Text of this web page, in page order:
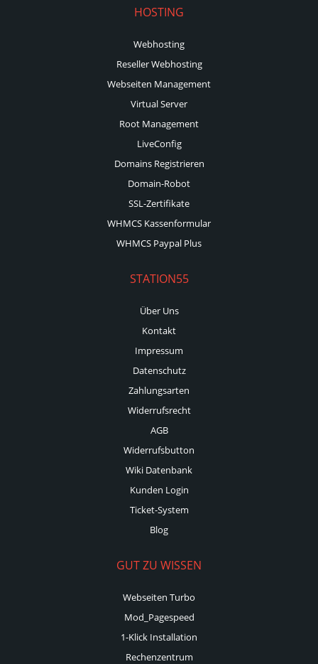
HOSTING
Webhosting
Reseller Webhosting
Webseiten Management
Virtual Server
Root Management
LiveConfig
Domains Registrieren
Domain-Robot
SSL-Zertifikate
WHMCS Kassenformular
WHMCS Paypal Plus
STATION55
Über Uns
Kontakt
Impressum
Datenschutz
Zahlungsarten
Widerrufsrecht
AGB
Widerrufsbutton
Wiki Datenbank
Kunden Login
Ticket-System
Blog
GUT ZU WISSEN
Webseiten Turbo
Mod_Pagespeed
1-Klick Installation
Rechenzentrum